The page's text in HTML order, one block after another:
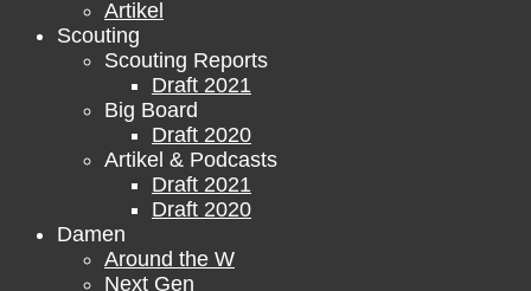
Artikel
Scouting
Scouting Reports
Draft 2021
Big Board
Draft 2020
Artikel & Podcasts
Draft 2021
Draft 2020
Damen
Around the W
Next Gen